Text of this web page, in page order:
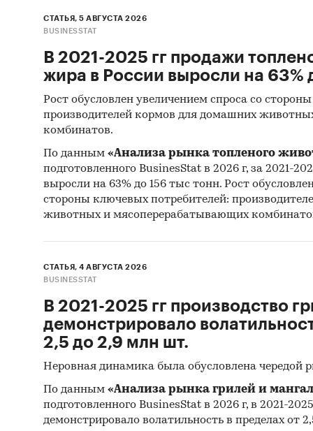
Россия
СТАТЬЯ, 5 АВГУСТА 2026
BUSINESSTAT
В 2021-2025 гг продажи
жира в России выросли на 63%
Рост обусловлен увеличением спроса со
производителей кормов для домашних
комбинатов.
По данным «Анализа рынка топленого
подготовленного BusinesStat в 2026 г, за 2021-
выросли на 63% до 156 тыс тонн. Рост
стороны ключевых потребителей:
животных и мясоперерабатывающих
СТАТЬЯ, 4 АВГУСТА 2026
BUSINESSTAT
В 2021-2025 гг производство
демонстрировало
2,5 до 2,9 млн шт.
Неровная динамика была обусловлена чередой
По данным «Анализа рынка грилей и
подготовленного BusinesStat в 2026 г, в 2021-
демонстрировало волатильность в пределах от